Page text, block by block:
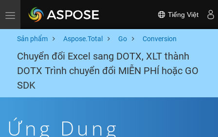
Toggle navigation Tiếng Việt
Sản phẩm Aspose.Total Go Conversion
Chuyển đổi Excel sang DOTX, XLT thành
DOTX Trình chuyển đổi MIỄN PHÍ hoặc GO
SDK
Ứng Dụng